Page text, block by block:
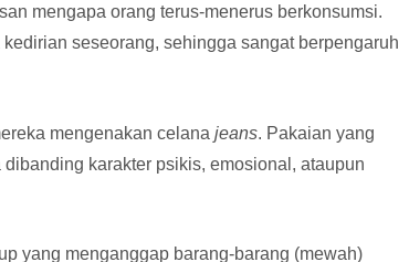
mengapa orang terus-menerus berkonsumsi.
seseorang, sehingga sangat berpengaruh
mengenakan celana jeans. Pakaian yang
karakter psikis, emosional, ataupun
yang menganggap barang-barang (mewah)